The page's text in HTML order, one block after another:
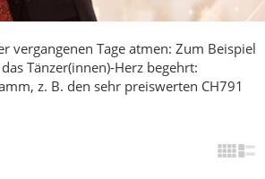
vergangenen Tage atmen: Zum Beispiel
Tänzer(innen)-Herz begehrt:
z. B. den sehr preiswerten CH791